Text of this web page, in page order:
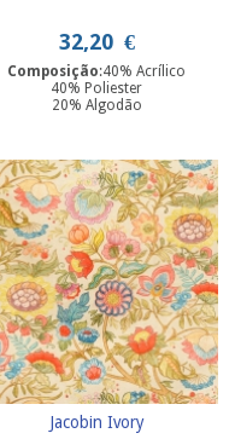
32,20 €
Composição:40% Acrílico
40% Poliester
20% Algodão
Jacobin Ivory